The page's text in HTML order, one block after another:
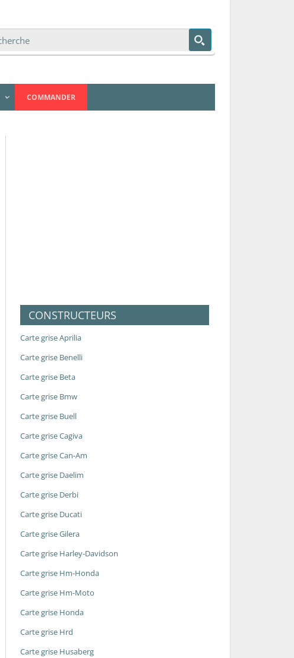
COMMANDER
CONSTRUCTEURS
Carte grise Aprilia
Carte grise Benelli
Carte grise Beta
Carte grise Bmw
Carte grise Buell
Carte grise Cagiva
Carte grise Can-Am
Carte grise Daelim
Carte grise Derbi
Carte grise Ducati
Carte grise Gilera
Carte grise Harley-Davidson
Carte grise Hm-Honda
Carte grise Hm-Moto
Carte grise Honda
Carte grise Hrd
Carte grise Husaberg